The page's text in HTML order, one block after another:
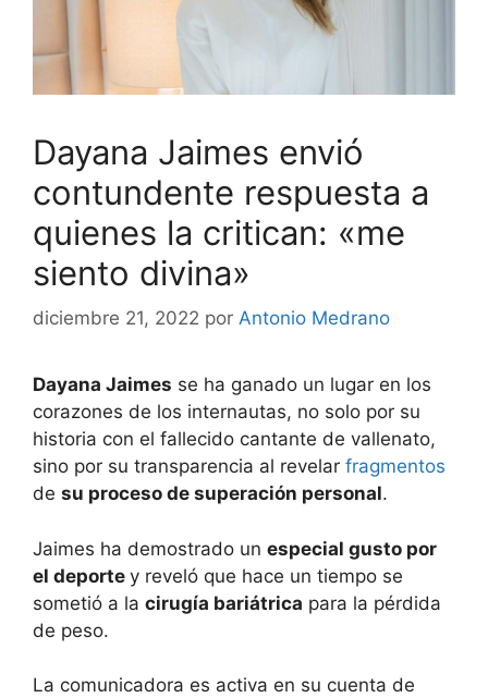
Dayana Jaimes envió
contundente respuesta a
quienes la critican: «me
siento divina»
diciembre 21, 2022 por Antonio Medrano
Dayana Jaimes se ha ganado un lugar en los
corazones de los internautas, no solo por su
historia con el fallecido cantante de vallenato,
sino por su transparencia al revelar fragmentos
de su proceso de superación personal.
Jaimes ha demostrado un especial gusto por
el deporte y reveló que hace un tiempo se
sometió a la cirugía bariátrica para la pérdida
de peso.
La comunicadora es activa en su cuenta de